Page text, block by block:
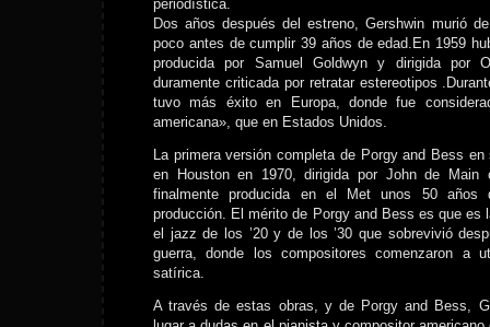
periodística.
Dos años después del estreno, Gershwin murió
poco antes de cumplir 39 años de edad.En 1959
producida por Samuel Goldwyn y dirigida por
duramente criticada por retratar estereotipos
tuvo más éxito en Europa, donde fue
americana», que en Estados Unidos.
La primera versión completa de Porgy and Bess
en Houston en 1970, dirigida por John de
finalmente producida en el Met unos 50 años
producción. El mérito de Porgy and Bess es que es
el jazz de los ’20 y de los ’30 que sobrevivió
guerra, donde los compositores comenzaron a
satírica.
A través de estas obras, y de Porgy and Bess,